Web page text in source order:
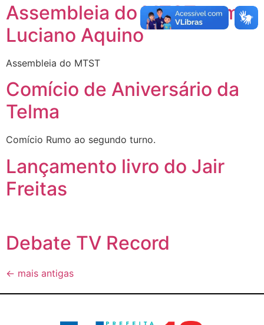
Assembleia do MTST com
Luciano Aquino
Assembleia do MTST
Comício de Aniversário da
Telma
Comício Rumo ao segundo turno.
Lançamento livro do Jair
Freitas
Debate TV Record
← mais antigas